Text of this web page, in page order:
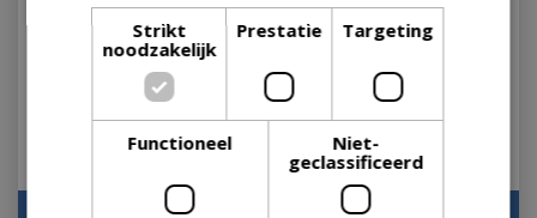
Strikt
noodzakelijk
Prestatie Targeting
Functioneel
Niet-
geclassificeerd